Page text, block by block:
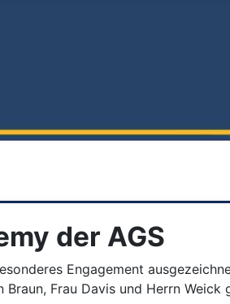
der AGS
Engagement
Frau Davis und Herrn Weick